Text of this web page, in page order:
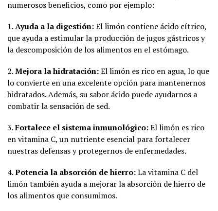
numerosos beneficios, como por ejemplo:
1.Ayuda a la digestión:El limón contiene ácido cítrico,
que ayuda a estimular la producción de jugos gástricos y
la descomposición de los alimentos en el estómago.
2.Mejora la hidratación:El limón es rico en agua, lo que
lo convierte en una excelente opción para mantenernos
hidratados. Además, su sabor ácido puede ayudarnos a
combatir la sensación de sed.
3.Fortalece el sistema inmunológico:El limón es rico
en vitamina C, un nutriente esencial para fortalecer
nuestras defensas y protegernos de enfermedades.
4.Potencia la absorción de hierro:La vitamina C del
limón también ayuda a mejorar la absorción de hierro de
los alimentos que consumimos.